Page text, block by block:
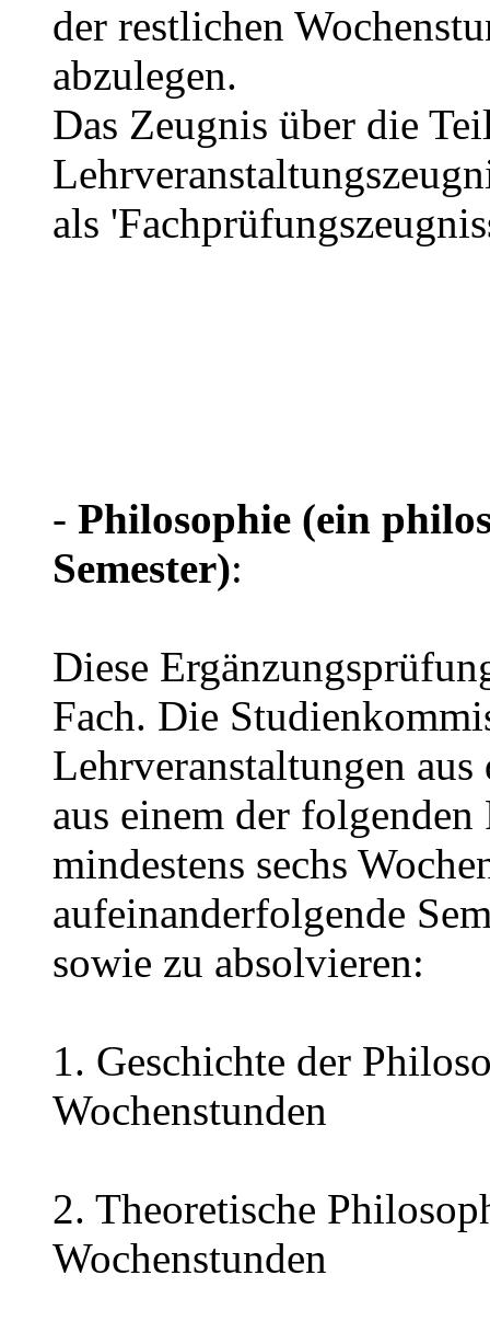
der restlichen
abzulegen.
Das Zeugnis über die
als
- Philosophie (ein
Semester):
Diese
Fach. Die
Lehrveranstaltungen
aus einem der
mindestens sechs
aufeinanderfolgende
sowie zu absolvieren:
1. Geschichte der
Wochenstunden
2. Theoretische
Wochenstunden